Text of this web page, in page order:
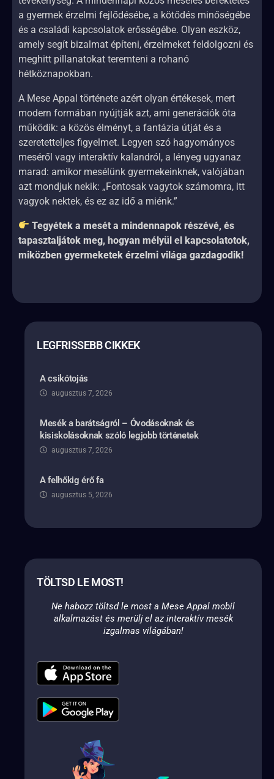
a gyermek érzelmi fejlődésébe, a kötődés minőségébe
és a családi kapcsolatok erősségébe. Olyan eszköz,
amely segít bizalmat építeni, érzelmeket feldolgozni és
meghitt pillanatokat teremteni a rohanó
hétköznapokban.
A Mese Appal története azért olyan értékesek, mert
modern formában nyújtják azt, ami generációk óta
működik: a közös élményt, a fantázia útját és a
szeretetteljes figyelmet. Legyen szó hagyományos
meséről vagy interaktív kalandról, a lényeg ugyanaz
marad: amikor mesélünk gyermekeinknek, valójában
azt mondjuk nekik: „Fontosak vagytok számomra, itt
vagyok nektek, és ez az idő a miénk.”
Tegyétek a mesét a mindennapok részévé, és
tapasztaljátok meg, hogyan mélyül el kapcsolatotok,
miközben gyermeketek érzelmi világa gazdagodik!
LEGFRISSEBB CIKKEK
A csikótojás
augusztus 7, 2026
Mesék a barátságról – Óvodásoknak és
kisiskolásoknak szóló legjobb történetek
augusztus 7, 2026
A felhőkig érő fa
augusztus 5, 2026
TÖLTSD LE MOST!
Ne habozz töltsd le most a Mese Appal mobil
alkalmazást és merülj el az interaktív mesék
izgalmas világában!